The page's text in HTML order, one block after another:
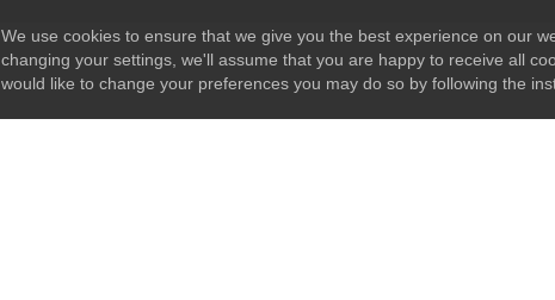
We use cookies to ensure that we give you the best experience on our
changing your settings, we'll assume that you are happy to receive all
would like to change your preferences you may do so by following the